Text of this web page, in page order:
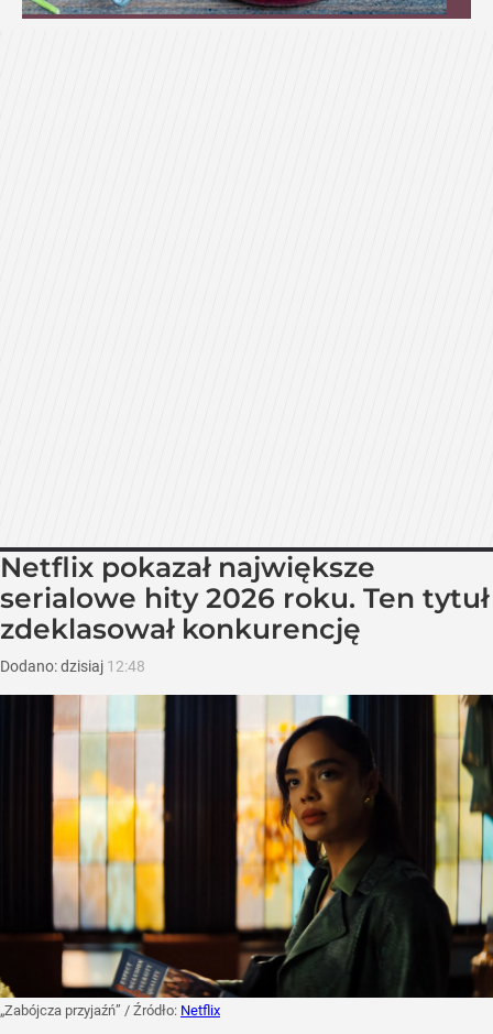
Netflix pokazał największe
serialowe hity 2026 roku. Ten tytuł
zdeklasował konkurencję
Dodano:dzisiaj 12:48
„Zabójcza przyjaźń” / Źródło: Netflix